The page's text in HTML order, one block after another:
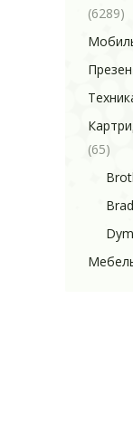
(6289)
(65)